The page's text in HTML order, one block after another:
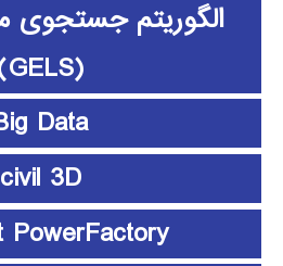
الگوریتم جستجوی
(GELS)
Data
civil 3D
PowerFactory